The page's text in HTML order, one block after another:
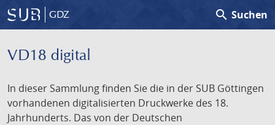
GDZ search Suchen
VD18 digital
In dieser Sammlung finden Sie die in der SUB Göttingen
vorhandenen digitalisierten Druckwerke des 18.
Jahrhunderts. Das von der Deutschen